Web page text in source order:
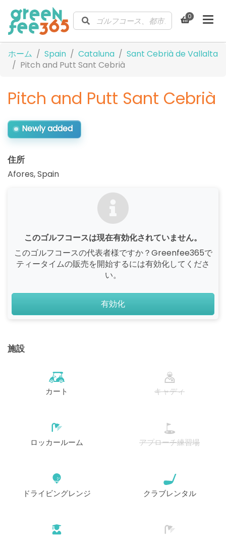
0
ホーム Spain Cataluna
Sant Cebrià de Vallalta
Pitch and Putt Sant Cebrià
Pitch and Putt Sant Cebrià
Newly added
住所
Afores,Spain
このゴルフコースは現在有効化されていません。
このゴルフコースの代表者様ですか？Greenfee365で
ティータイムの販売を開始するには有効化してくださ
い。
有効化
施設
カート キャディ
ロッカールーム アプローチ練習場
ドライビングレンジ クラブレンタル